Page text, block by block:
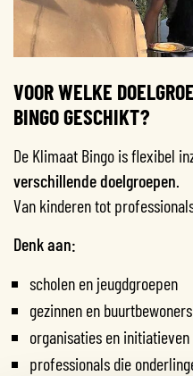
VOOR WELKE
BINGO GESCHIKT?
De Klimaat Bingo is flexibel
verschillende doelgroepen.
Van kinderen tot
Denk aan:
scholen en jeugdgroepen
gezinnen en buurtbewoners
organisaties en initiatieven
professionals die